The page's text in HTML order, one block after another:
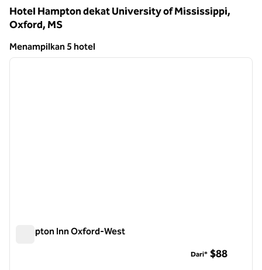
Hotel Hampton dekat University of Mississippi,
Oxford, MS
Menampilkan 5 hotel
Menampilkan 5 hotel
1 dari 9
Hampton Inn Oxford-West
Dari* $88